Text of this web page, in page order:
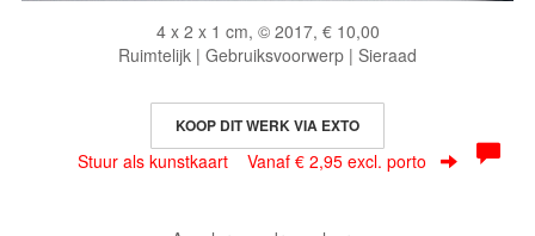
4 x 2 x 1 cm, © 2017, € 10,00
Ruimtelijk | Gebruiksvoorwerp | Sieraad
KOOP DIT WERK VIA EXTO
Stuur als kunstkaart Vanaf € 2,95 excl. porto